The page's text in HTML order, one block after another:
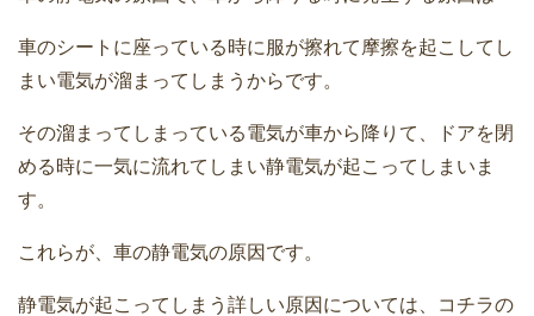
車のシートに座っている時に服が擦れて摩擦を起こしてし
まい電気が溜まってしまうからです。
その溜まってしまっている電気が車から降りて、ドアを閉
める時に一気に流れてしまい静電気が起こってしまいま
す。
これらが、車の静電気の原因です。
静電気が起こってしまう詳しい原因については、コチラの